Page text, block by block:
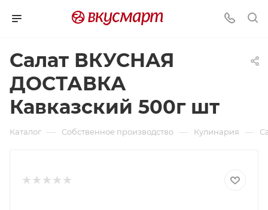
Салат ВКУСНАЯ
ДОСТАВКА
Кавказский 500г шт
Каталог — Собственное производство — Кулинария —